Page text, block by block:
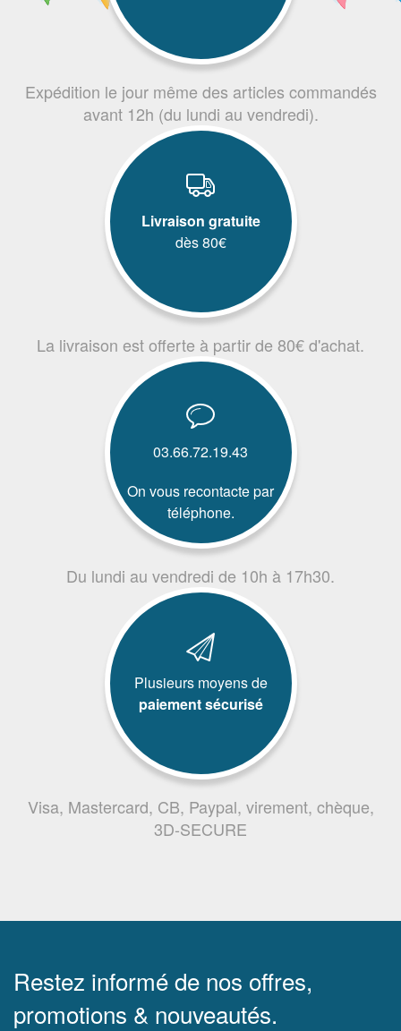
Expédition le jour même des articles commandés
avant 12h (du lundi au vendredi).
Livraison gratuite
dès 80€
La livraison est offerte à partir de 80€ d'achat.
03.66.72.19.43
On vous recontacte par
téléphone.
Du lundi au vendredi de 10h à 17h30.
Plusieurs moyens de
paiement sécurisé
Visa, Mastercard, CB, Paypal, virement, chèque,
3D-SECURE
Restez informé de nos offres,
promotions & nouveautés.